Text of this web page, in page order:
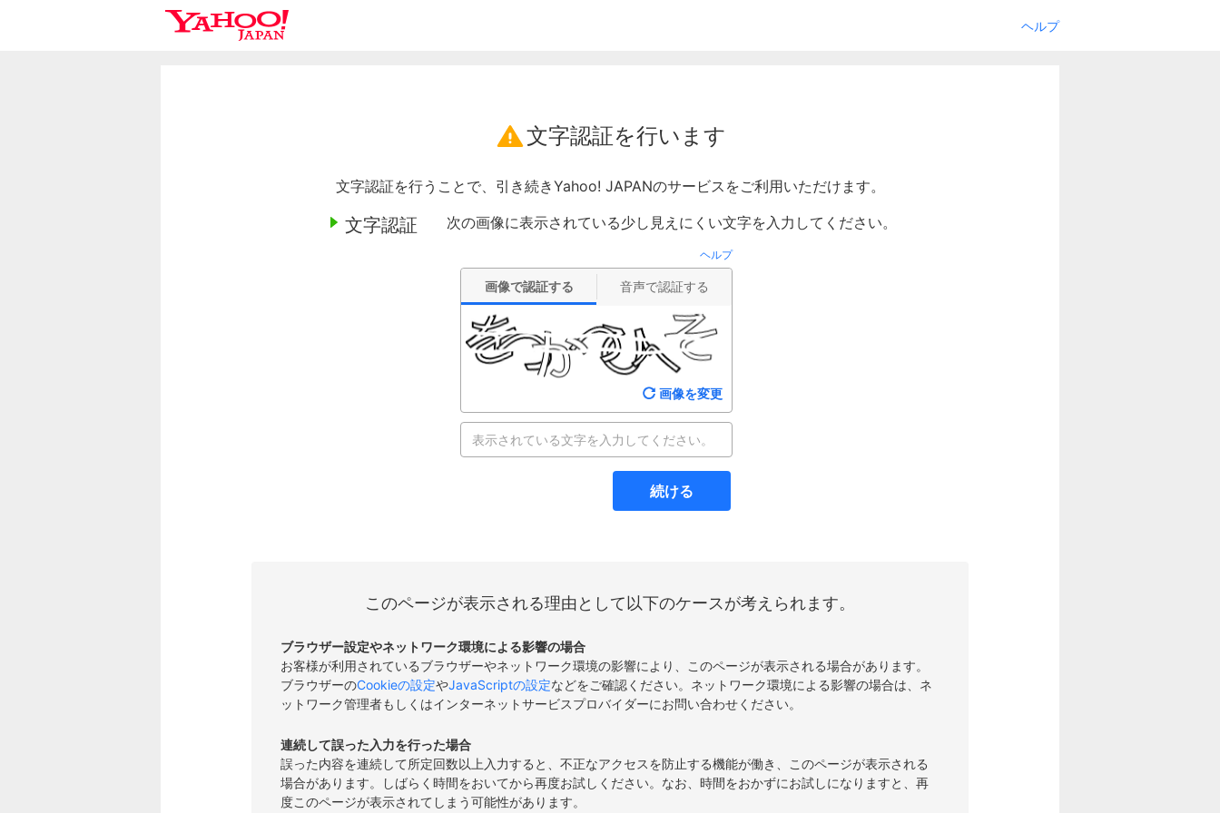
ヘルプ
文字認証を行います
文字認証を行うことで、引き続きYahoo! JAPANのサービスをご利用いただけます。
文字認証 次の画像に表示されている少し見えにくい文字を入力してください。
ヘルプ
画像で認証する 音声で認証する
画像を変更
続ける
このページが表示される理由として以下のケースが考えられます。
ブラウザー設定やネットワーク環境による影響の場合
お客様が利用されているブラウザーやネットワーク環境の影響により、このページが表示される場合があります。
ブラウザーのCookieの設定やJavaScriptの設定などをご確認ください。ネットワーク環境による影響の場合は、ネ
ットワーク管理者もしくはインターネットサービスプロバイダーにお問い合わせください。
連続して誤った入力を行った場合
誤った内容を連続して所定回数以上入力すると、不正なアクセスを防止する機能が働き、このページが表示される
場合があります。しばらく時間をおいてから再度お試しください。なお、時間をおかずにお試しになりますと、再
度このページが表示されてしまう可能性があります。